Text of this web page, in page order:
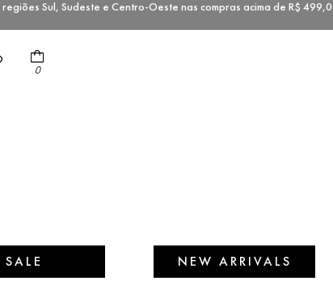
Sudeste e Centro-Oeste nas compras acima
0
SALE NEW ARRIVALS